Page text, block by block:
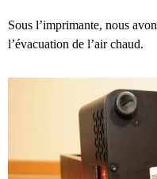
Sous l’imprimante, nous
l’évacuation de l’air chaud.